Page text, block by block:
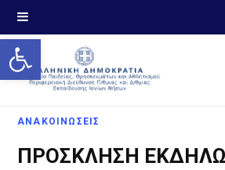
Open toolbar
ΑΝΑΚΟΙΝΩΣΕΙΣ
ΠΡΟΣΚΛΗΣΗ